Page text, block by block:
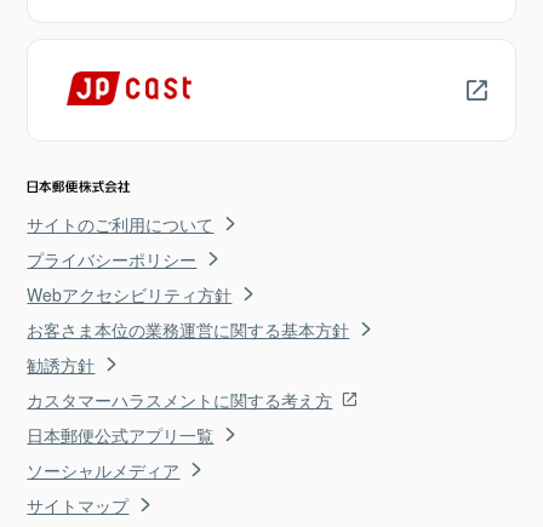
サイトのご利用について
プライバシーポリシー
Webアクセシビリティ方針
お客さま本位の業務運営に関する基本方針
勧誘方針
カスタマーハラスメントに関する考え方
日本郵便公式アプリ一覧
ソーシャルメディア
サイトマップ